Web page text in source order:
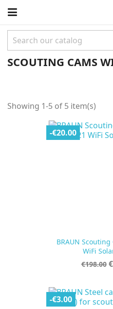
SCOUTING CAMS
Showing 1-5 of 5 item(s)
BRAUN Scouting
WiFi
Regular
€198.00
-€20.00
-€3.00